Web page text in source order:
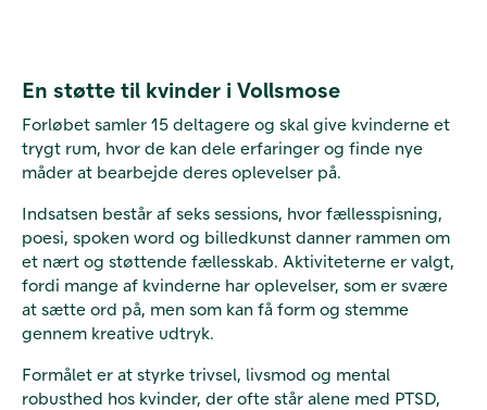
En støtte til kvinder i Vollsmose
Forløbet samler 15 deltagere og skal give kvinderne et
trygt rum, hvor de kan dele erfaringer og finde nye
måder at bearbejde deres oplevelser på.
Indsatsen består af seks sessions, hvor fællesspisning,
poesi, spoken word og billedkunst danner rammen om
et nært og støttende fællesskab. Aktiviteterne er valgt,
fordi mange af kvinderne har oplevelser, som er svære
at sætte ord på, men som kan få form og stemme
gennem kreative udtryk.
Formålet er at styrke trivsel, livsmod og mental
robusthed hos kvinder, der ofte står alene med PTSD,